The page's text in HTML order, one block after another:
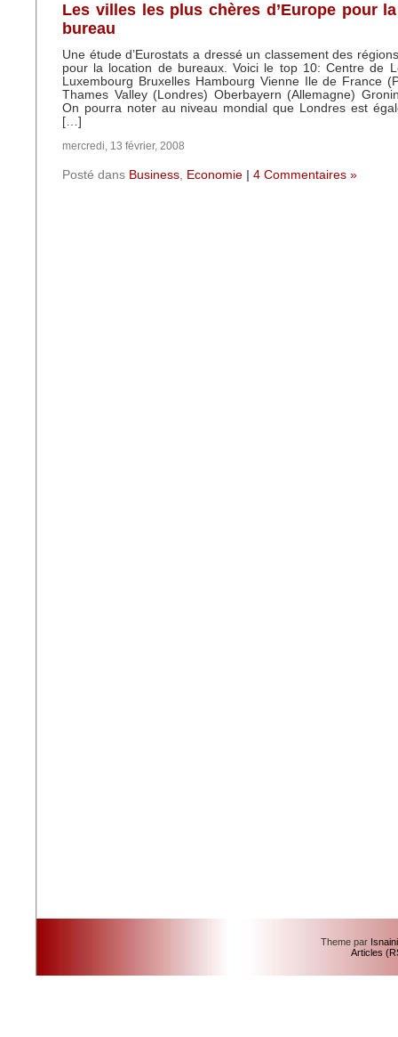
Les villes les plus chères d’Europe pour
bureau
Une étude d’Eurostats a dressé un classement des
pour la location de bureaux. Voici le top 10: Centre de
Luxembourg Bruxelles Hambourg Vienne Ile de France
Thames Valley (Londres) Oberbayern (Allemagne)
On pourra noter au niveau mondial que Londres est
[…]
mercredi, 13 février, 2008
Posté dans Business, Economie 4 Commentaires »
Theme par
Articles